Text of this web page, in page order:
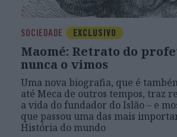
SOCIEDADE EXCLUSIVO
Maomé: Retrato do
nunca o vimos
Uma nova biografia, que é
até Meca de outros tempos, traz
a vida do fundador do Islão – e
que passou uma das mais
História do mundo